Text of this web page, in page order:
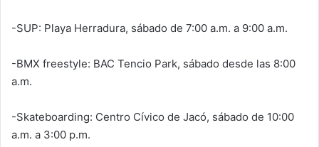
-SUP: Playa Herradura, sábado de 7:00 a.m. a 9:00 a.m.
-BMX freestyle: BAC Tencio Park, sábado desde las 8:00
a.m.
-Skateboarding: Centro Cívico de Jacó, sábado de 10:00
a.m. a 3:00 p.m.